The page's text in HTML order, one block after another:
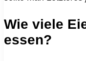
Wie viele
essen?